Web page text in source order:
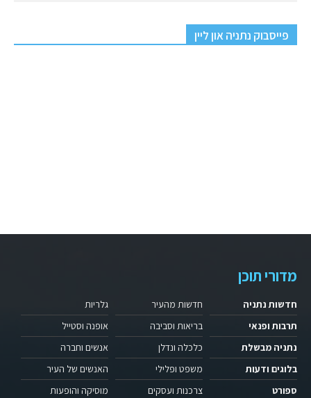
פייסבוק נתניה און ליין
מדורי תוכן
חדשות נתניה
תרבות ופנאי
נתניה מבשלת
בלוגים ודעות
ספורט
חדשות מהעיר
בריאות וסביבה
כלכלה ונדלן
משפט ופלילי
צרכנות ועסקים
גלריות
אופנה וסטייל
אנשים וחברה
האנשים של העיר
מוסיקה והופעות